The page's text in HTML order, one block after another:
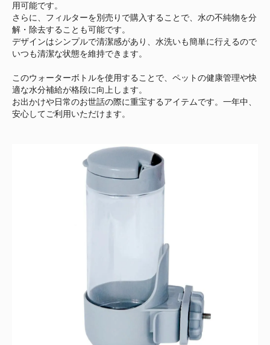
用可能です。
さらに、フィルターを別売りで購入することで、水の不純物を分
解・除去することも可能です。
デザインはシンプルで清潔感があり、水洗いも簡単に行えるので
いつも清潔な状態を維持できます。
このウォーターボトルを使用することで、ペットの健康管理や快
適な水分補給が格段に向上します。
お出かけや日常のお世話の際に重宝するアイテムです。一年中、
安心してご利用いただけます。